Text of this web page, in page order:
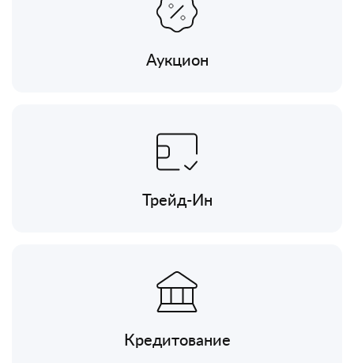
Аукцион
Трейд-Ин
Кредитование